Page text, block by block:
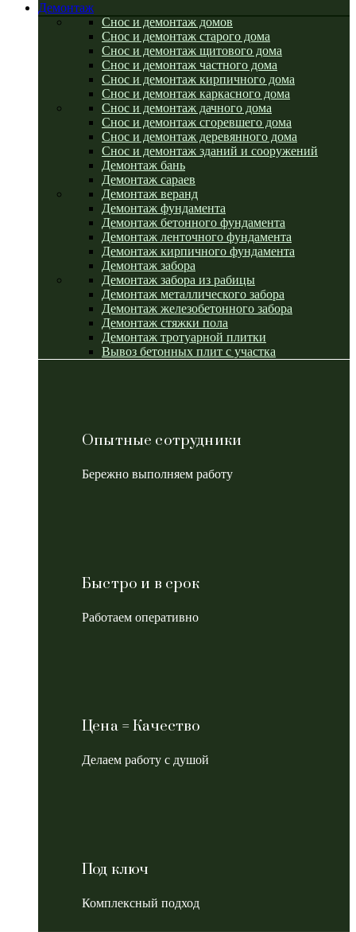
Демонтаж
Снос и демонтаж домов
Снос и демонтаж старого дома
Снос и демонтаж щитового дома
Снос и демонтаж частного дома
Снос и демонтаж кирпичного дома
Снос и демонтаж каркасного дома
Снос и демонтаж дачного дома
Снос и демонтаж сгоревшего дома
Снос и демонтаж деревянного дома
Снос и демонтаж зданий и сооружений
Демонтаж бань
Демонтаж сараев
Демонтаж веранд
Демонтаж фундамента
Демонтаж бетонного фундамента
Демонтаж ленточного фундамента
Демонтаж кирпичного фундамента
Демонтаж забора
Демонтаж забора из рабицы
Демонтаж металлического забора
Демонтаж железобетонного забора
Демонтаж стяжки пола
Демонтаж тротуарной плитки
Вывоз бетонных плит с участка
Опытные сотрудники
Бережно выполняем работу
Быстро и в срок
Работаем оперативно
Цена = Качество
Делаем работу с душой
Под ключ
Комплексный подход